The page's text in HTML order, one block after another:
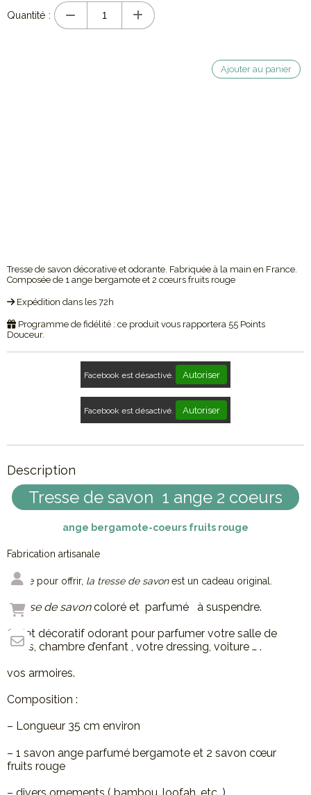
Quantité :
Ajouter au panier
Tresse de savon décorative et odorante. Fabriquée à la main en France.
Composée de 1 ange bergamote et 2 cœurs fruits rouge
Expédition dans les 72h
Programme de fidélité : ce produit vous rapportera 55 Points
Douceur.
Facebook est désactivé. Autoriser
Facebook est désactivé. Autoriser
Description
Tresse de savon 1 ange 2 coeurs
ange bergamote-coeurs fruits rouge
Fabrication artisanale
Idéale pour offrir, la tresse de savonest un cadeau original.
Tresse de savoncoloré et parfumé à suspendre.
Objet décoratif odorant pour parfumer votre salle de
bains, chambre d’enfant , votre dressing, voiture … .
vos armoires.
Composition :
– Longueur 35 cm environ
– 1 savon ange parfumé bergamote et 2 savon cœur
fruits rouge